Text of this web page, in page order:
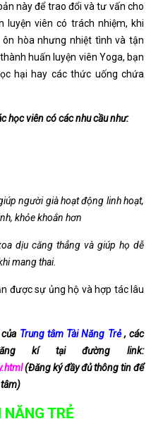
này để trao đổi và tư vấn cho
luyện viên có trách nhiệm, khi
hòa nhưng nhiệt tình và tận
huấn luyện viên Yoga, bạn
hại hay các thức uống chứa
học viên có các nhu cầu như:
người già hoạt động linh hoạt,
khỏe khoắn hơn
dịu căng thẳng và giúp họ dễ
mang thai.
được sự ủng hộ và hợp tác lâu
của Trung tâm Tài Năng Trẻ, các
kí tại đường link:
(Đăng ký đầy đủ thông tin để
TRẺ